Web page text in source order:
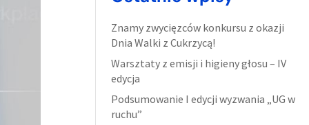
Znamy zwycięzców konkursu z okazji
Dnia Walki z Cukrzycą!
Warsztaty z emisji i higieny głosu – IV
edycja
Podsumowanie I edycji wyzwania „UG w
ruchu”